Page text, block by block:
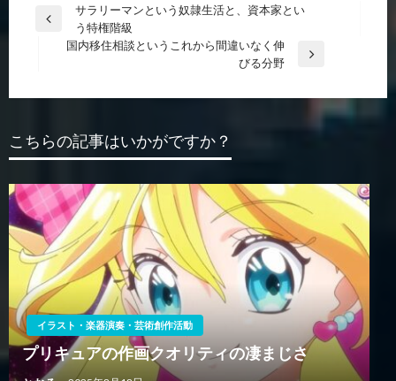
投
ー
シ
ョ
ン
サラリーマンという奴隷生活と、資本家とい
う特権階級
投
国内移住相談というこれから間違いなく伸
びる分野
こちらの記事はいかがですか？
イラスト・楽器演奏・芸術創作活動
プリキュアの作画クオリティの凄まじさ